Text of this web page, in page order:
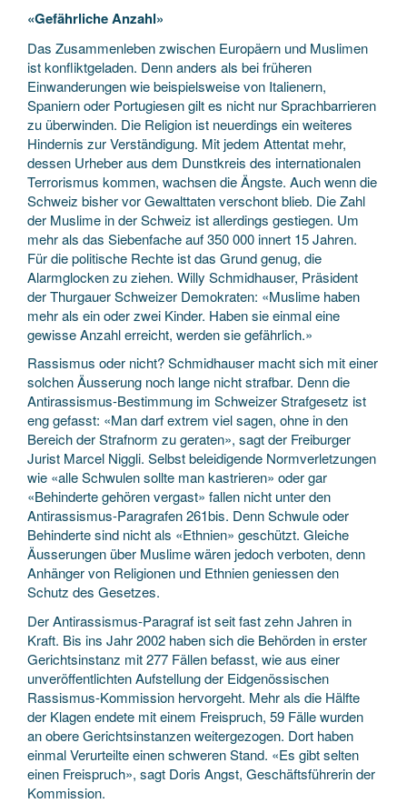
«Gefährliche Anzahl»
Das Zusammenleben zwischen Europäern und Muslimen
ist konfliktgeladen. Denn anders als bei früheren
Einwanderungen wie beispielsweise von Italienern,
Spaniern oder Portugiesen gilt es nicht nur Sprachbarrieren
zu überwinden. Die Religion ist neuerdings ein weiteres
Hindernis zur Verständigung. Mit jedem Attentat mehr,
dessen Urheber aus dem Dunstkreis des internationalen
Terrorismus kommen, wachsen die Ängste. Auch wenn die
Schweiz bisher vor Gewalttaten verschont blieb. Die Zahl
der Muslime in der Schweiz ist allerdings gestiegen. Um
mehr als das Siebenfache auf 350 000 innert 15 Jahren.
Für die politische Rechte ist das Grund genug, die
Alarmglocken zu ziehen. Willy Schmidhauser, Präsident
der Thurgauer Schweizer Demokraten: «Muslime haben
mehr als ein oder zwei Kinder. Haben sie einmal eine
gewisse Anzahl erreicht, werden sie gefährlich.»
Rassismus oder nicht? Schmidhauser macht sich mit einer
solchen Äusserung noch lange nicht strafbar. Denn die
Antirassismus-Bestimmung im Schweizer Strafgesetz ist
eng gefasst: «Man darf extrem viel sagen, ohne in den
Bereich der Strafnorm zu geraten», sagt der Freiburger
Jurist Marcel Niggli. Selbst beleidigende Normverletzungen
wie «alle Schwulen sollte man kastrieren» oder gar
«Behinderte gehören vergast» fallen nicht unter den
Antirassismus-Paragrafen 261bis. Denn Schwule oder
Behinderte sind nicht als «Ethnien» geschützt. Gleiche
Äusserungen über Muslime wären jedoch verboten, denn
Anhänger von Religionen und Ethnien geniessen den
Schutz des Gesetzes.
Der Antirassismus-Paragraf ist seit fast zehn Jahren in
Kraft. Bis ins Jahr 2002 haben sich die Behörden in erster
Gerichtsinstanz mit 277 Fällen befasst, wie aus einer
unveröffentlichten Aufstellung der Eidgenössischen
Rassismus-Kommission hervorgeht. Mehr als die Hälfte
der Klagen endete mit einem Freispruch, 59 Fälle wurden
an obere Gerichtsinstanzen weitergezogen. Dort haben
einmal Verurteilte einen schweren Stand. «Es gibt selten
einen Freispruch», sagt Doris Angst, Geschäftsführerin der
Kommission.